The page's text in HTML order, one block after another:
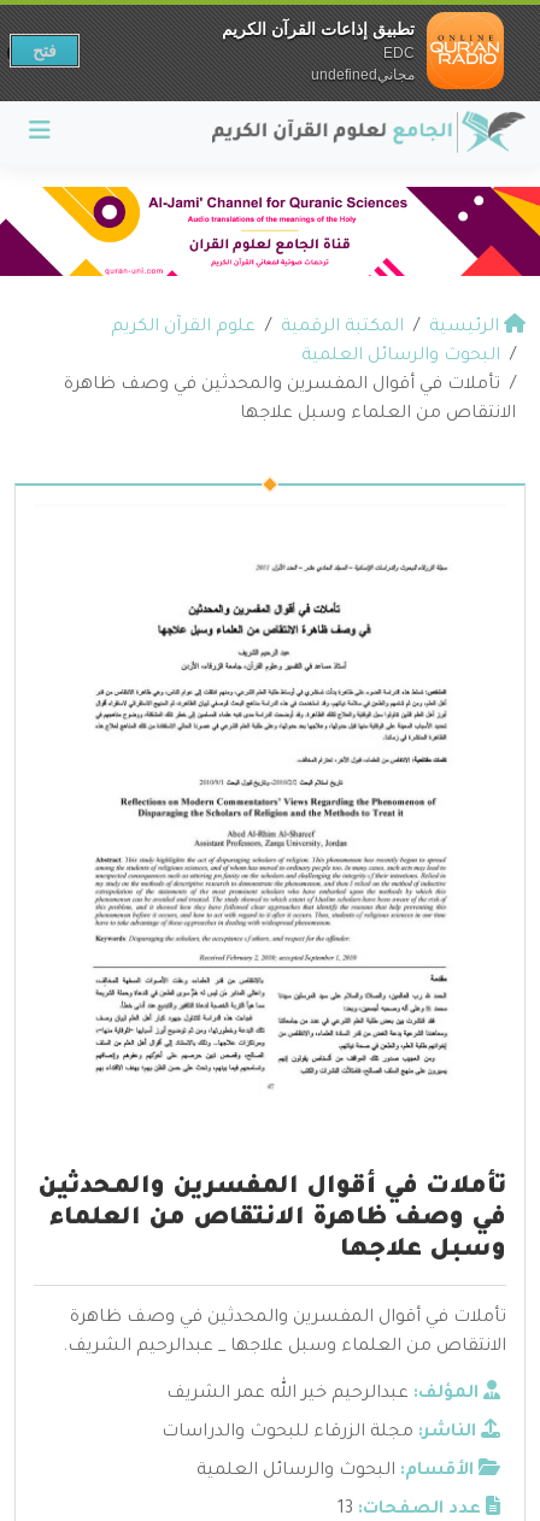
الرئيسية المكتبة الرقمية
علوم القرآن الكريم
البحوث والرسائل العلمية
تأملات في أقوال المفسرين والمحدثين في وصف ظاهرة
الانتقاص من العلماء وسبل علاجها
تأملات في أقوال المفسرين والمحدثين
في وصف ظاهرة الانتقاص من العلماء
وسبل علاجها
تأملات في أقوال المفسرين والمحدثين في وصف ظاهرة
الانتقاص من العلماء وسبل علاجها _ عبدالرحيم الشريف.
المؤلف: عبدالرحيم خير الله عمر الشريف
الناشر: مجلة الزرقاء للبحوث والدراسات
الأقسام: البحوث والرسائل العلمية
عدد الصفحات: 13
تطبيق إذاعات القرآن الكريم
EDC
مجانيundefined
فتح